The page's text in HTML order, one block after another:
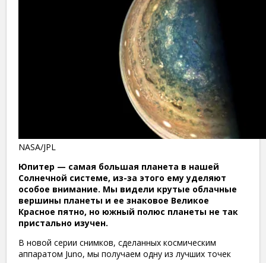
NASA/JPL
Юпитер — самая большая планета в нашей
Солнечной системе, из-за этого ему уделяют
особое внимание. Мы видели крутые облачные
вершины планеты и ее знаковое Великое
Красное пятно, но южный полюс планеты не так
пристально изучен.
В новой серии снимков, сделанных космическим
аппаратом Juno, мы получаем одну из лучших точек